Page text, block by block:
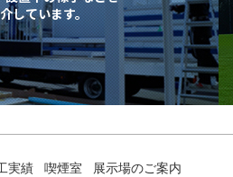
しています。
実績 喫煙室
展示場のご案内